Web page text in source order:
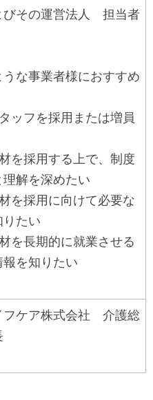
びその運営法人 担当者
な事業者様におすすめ
ッフを採用または増員
を採用する上で、制度
解を深めたい
を採用に向けて必要な
たい
を長期的に就業させる
を知りたい
フケア株式会社 介護総